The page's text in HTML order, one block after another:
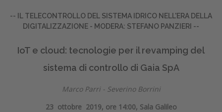
-- IL TELECONTROLLO DEL SISTEMA IDRICO NELL'ERA DELLA
DIGITALIZZAZIONE - MODERA: STEFANO PANZIERI --
IoT e cloud: tecnologie per il revamping del
sistema di controllo di Gaia SpA
Marco Parri - Severino Borrini
23 ottobre 2019, ore 14:00, Sala Galileo